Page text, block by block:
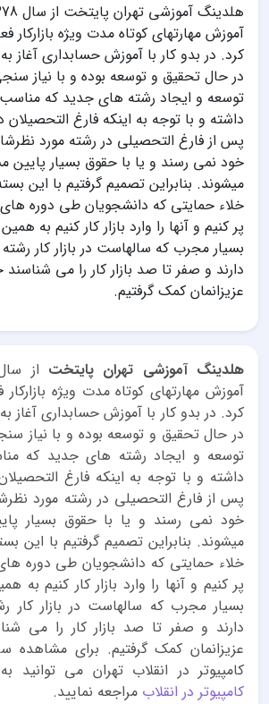
آموزش مهارتهای کوتاه مدت ویژه بازارکار
کرد. در بدو کار با آموزش حسابداری آغاز
در حال تحقیق و توسعه بوده و با نیاز
توسعه و ایجاد رشته های جدید که مناسب
داشته و با توجه به اینکه فارغ
پس از فارغ التحصیلی در رشته مورد
خود نمی رسند و یا با حقوق بسیار پایین
میشوند. بنابراین تصمیم گرفتیم با این
خلاء حمایتی که دانشجویان طی دوره
پر کنیم و آنها را وارد بازار کار کنیم به
بسیار مجرب که سالهاست در بازار کار
دارند و صفر تا صد بازار کار را می
عزیزانمان کمک گرفتیم.
هلدینگ آموزشی تهران پایتخت
آموزش مهارتهای کوتاه مدت ویژه بازارکار
کرد. در بدو کار با آموزش حسابداری آغاز
در حال تحقیق و توسعه بوده و با نیاز
توسعه و ایجاد رشته های جدید که
داشته و با توجه به اینکه فارغ
پس از فارغ التحصیلی در رشته مورد
خود نمی رسند و یا با حقوق بسیار
میشوند. بنابراین تصمیم گرفتیم با این
خلاء حمایتی که دانشجویان طی دوره
پر کنیم و آنها را وارد بازار کار کنیم به
بسیار مجرب که سالهاست در بازار کار
دارند و صفر تا صد بازار کار را می
عزیزانمان کمک گرفتیم. برای مشاهده
کامپیوتر در انقلاب تهران می توانید
کامپیوتر در انقلاب مراجعه نمایید.